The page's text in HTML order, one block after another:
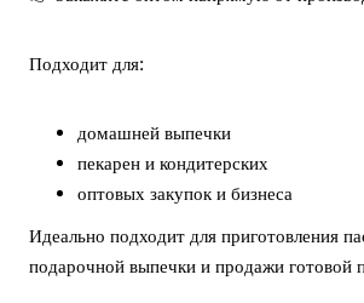
Подходит для:
домашней выпечки
пекарен и кондитерских
оптовых закупок и бизнеса
Идеально подходит для приготовления
подарочной выпечки и продажи готовой